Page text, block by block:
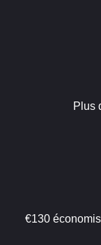
Plus
€130